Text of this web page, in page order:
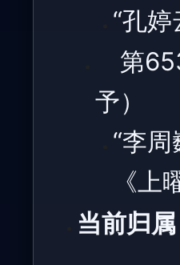
“孔
第
予）
“李
《上
当前归属